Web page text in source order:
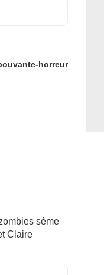
horreur
sème
Claire